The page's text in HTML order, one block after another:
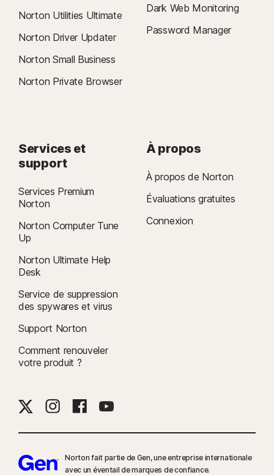
Norton Utilities Ultimate
Norton Driver Updater
Norton Small Business
Norton Private Browser
Dark Web Monitoring
Password Manager
Services et
support
Services Premium
Norton
Norton Computer Tune
Up
Norton Ultimate Help
Desk
Service de suppression
des spywares et virus
Support Norton
Comment renouveler
votre produit ?
À propos
À propos de Norton
Évaluations gratuites
Connexion
Norton fait partie de Gen, une entreprise internationale
avec un éventail de marques de confiance.​